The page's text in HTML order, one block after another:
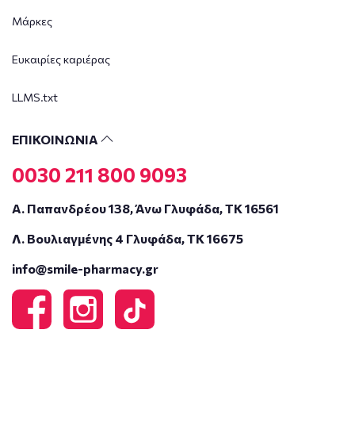
Μάρκες
Ευκαιρίες καριέρας
LLMS.txt
ΕΠΙΚΟΙΝΩΝΙΑ
0030 211 800 9093
Α. Παπανδρέου 138, Άνω Γλυφάδα, ΤΚ 16561
Λ. Βουλιαγμένης 4 Γλυφάδα, ΤΚ 16675
info@smile-pharmacy.gr